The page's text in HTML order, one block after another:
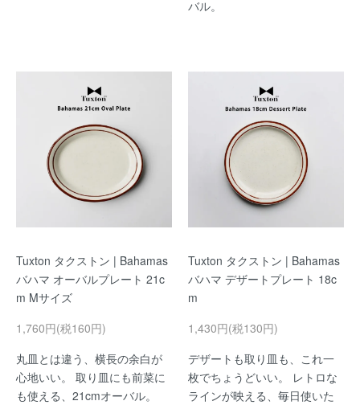
バル。
Tuxton タクストン | Bahamas
バハマ オーバルプレート 21c
m Mサイズ
1,760円(税160円)
丸皿とは違う、横長の余白が
心地いい。 取り皿にも前菜に
も使える、21cmオーバル。
Tuxton タクストン | Bahamas
バハマ デザートプレート 18c
m
1,430円(税130円)
デザートも取り皿も、これ一
枚でちょうどいい。 レトロな
ラインが映える、毎日使いた